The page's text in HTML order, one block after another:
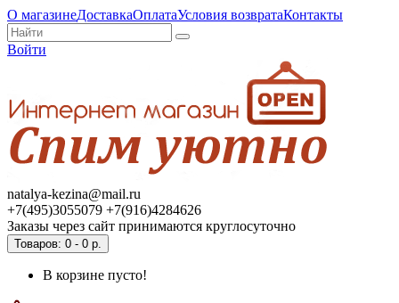
О магазинеДоставкаОплатаУсловия возвратаКонтакты
Войти
natalya-kezina@mail.ru
+7(495)3055079 +7(916)4284626
Заказы через сайт принимаются круглосуточно
Товаров: 0 - 0 р.
В корзине пусто!